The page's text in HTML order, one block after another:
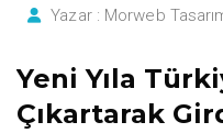
Yazar : Morweb
Yeni Yıla
Çıkartarak